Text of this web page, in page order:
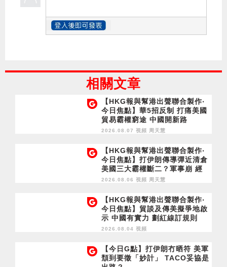
相關文章
【HKG報與幫港出聲聯合製作‧
今日焦點】華5招反制 打痛美國
貿易霸權窮途 中國開新路
2026.08.07 視頻 周天慧
【HKG報與幫港出聲聯合製作‧
今日焦點】打伊朗傳導彈近清倉
美國三大霸權斷二？軍事崩 經
濟損
2026.08.06 視頻 周天慧
【HKG報與幫港出聲聯合製作‧
今日焦點】貿談及傳美擬爭地啟
示 中國有實力 劃紅線訂規則
2026.08.04 視頻
【今日G點】打伊朗冇晒符 美軍
頹到要徵「妙計」 TACO妥協是